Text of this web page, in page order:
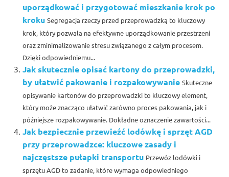
uporządkować i przygotować mieszkanie krok po
kroku Segregacja rzeczy przed przeprowadzką to kluczowy
krok, który pozwala na efektywne uporządkowanie przestrzeni
oraz zminimalizowanie stresu związanego z całym procesem.
Dzięki odpowiedniemu...
Jak skutecznie opisać kartony do przeprowadzki,
by ułatwić pakowanie i rozpakowywanie Skuteczne
opisywanie kartonów do przeprowadzki to kluczowy element,
który może znacząco ułatwić zarówno proces pakowania, jak i
późniejsze rozpakowywanie. Dokładne oznaczenie zawartości...
Jak bezpiecznie przewieźć lodówkę i sprzęt AGD
przy przeprowadzce: kluczowe zasady i
najczęstsze pułapki transportu Przewóz lodówki i
sprzętu AGD to zadanie, które wymaga odpowiedniego